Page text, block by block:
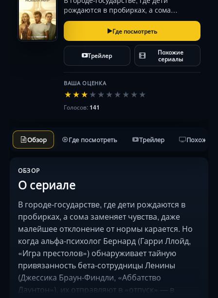
рождаются в пробирках, а сома
заменяет чувства, даже малейшее
отклонение от нормы карается. Но
когда альфа-психолог Бернард (Гарри
Ллойд, «Игра престолов»)
обнаруживает тайную привязанность…
Где посмотреть
Трейлер Похожие
сериалы
ВАША ОЦЕНКА
★★★ ★ ★ ★ ★ ★ ★ ★
Голосов:141
Обзор Где посмотреть Трейлер Похожие
ОБЗОР
О сериале
В городе-государстве, где дети рождаются в
пробирках, а сома заменяет чувства, даже
малейшее отклонение от нормы карается. Но
когда альфа-психолог Бернард (Гарри Ллойд,
«Игра престолов») обнаруживает тайную
привязанность бета-сотрудницы Ленины
(Джессика Браун-Финдли, «Аббатство
Даунтон»), их отправляют в «отпуск» — в